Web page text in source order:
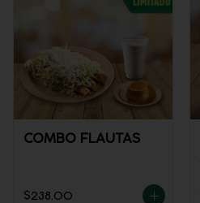
COMBO FLAUTAS
$238.00